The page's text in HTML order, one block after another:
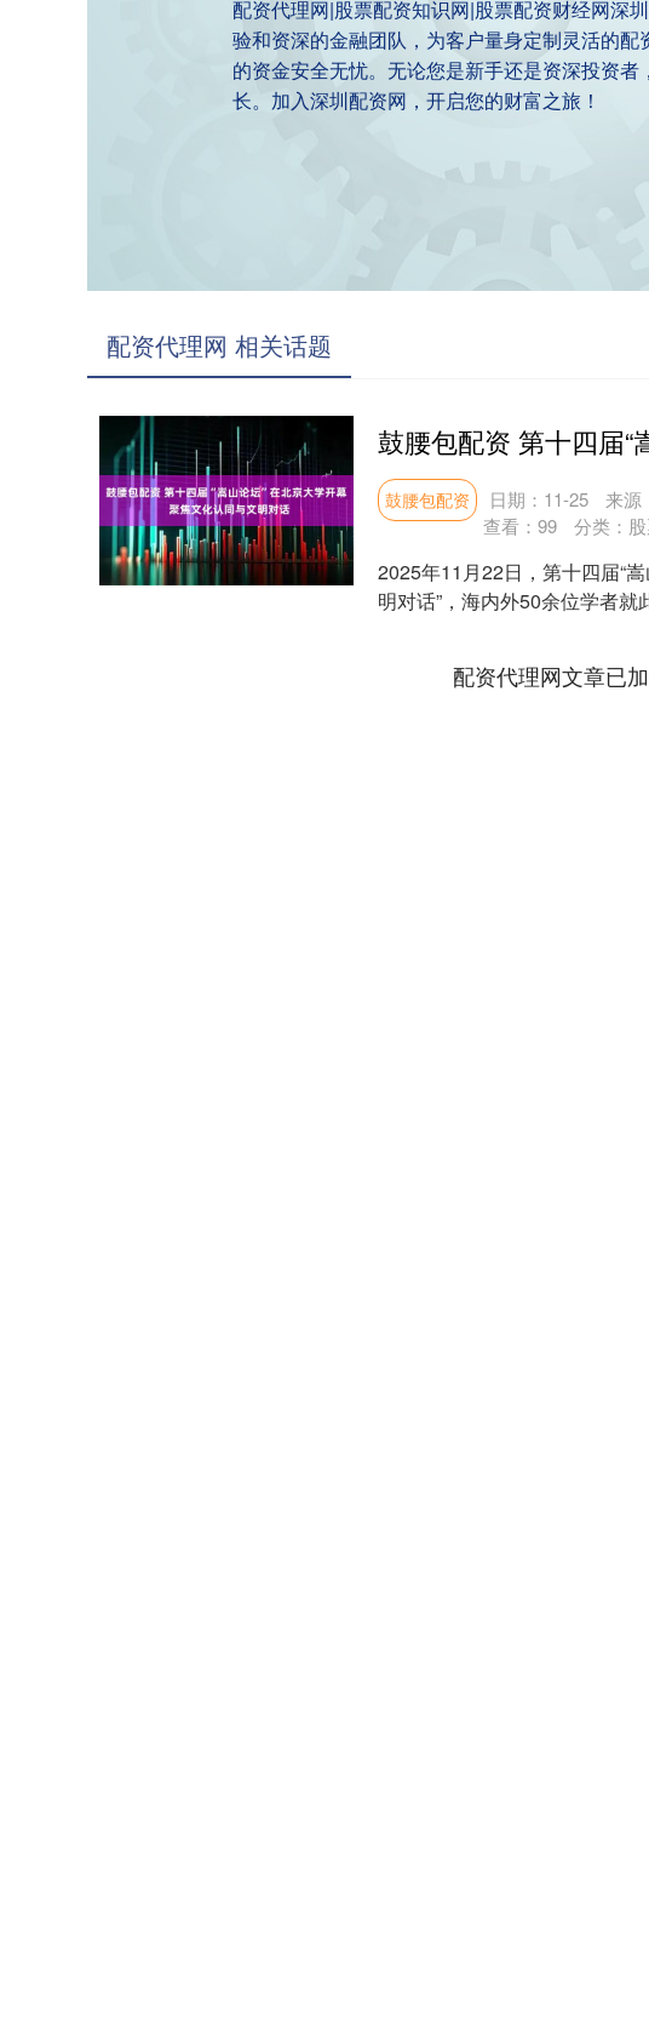
配资代理网|股票配资知识网|股票配资财经网深
验和资深的金融团队，为客户量身定制灵活的
的资金安全无忧。无论您是新手还是资深投资
长。加入深圳配资网，开启您的财富之旅！
配资代理网 相关话题
鼓腰包配资 日期：11-25
来源
查看： 99 分类：
2025年11月22日，第十四届“
明对话”，海内外50余位学者就
配资代理网文章已